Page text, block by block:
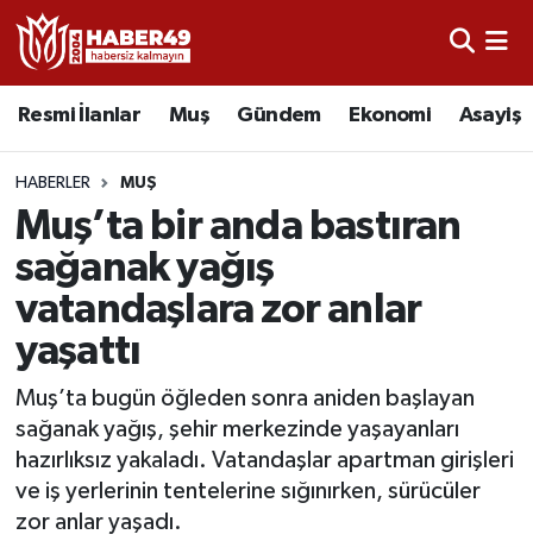
Resmi İlanlar Muş Gündem Ekonomi Asayiş
HABERLER MUŞ
Muş’ta bir anda bastıran
sağanak yağış
vatandaşlara zor anlar
yaşattı
Muş’ta bugün öğleden sonra aniden başlayan
sağanak yağış, şehir merkezinde yaşayanları
hazırlıksız yakaladı. Vatandaşlar apartman girişleri
ve iş yerlerinin tentelerine sığınırken, sürücüler
zor anlar yaşadı.
Resmi İlanlar
Asayiş
Bölge
Eğitim
Ekonomi
Sağlık
Gündem
Spor
Uşak Nöbetçi Eczaneler
Uşak Hava Durumu
Uşak Namaz Vakitleri
Uşak Trafik Yoğunluk Haritası
TFF 2.Lig Kırmızı Grup Puan Durumu ve Fikstür
Tüm Manşetler
Son Dakika Haberleri
Haber Arşivi